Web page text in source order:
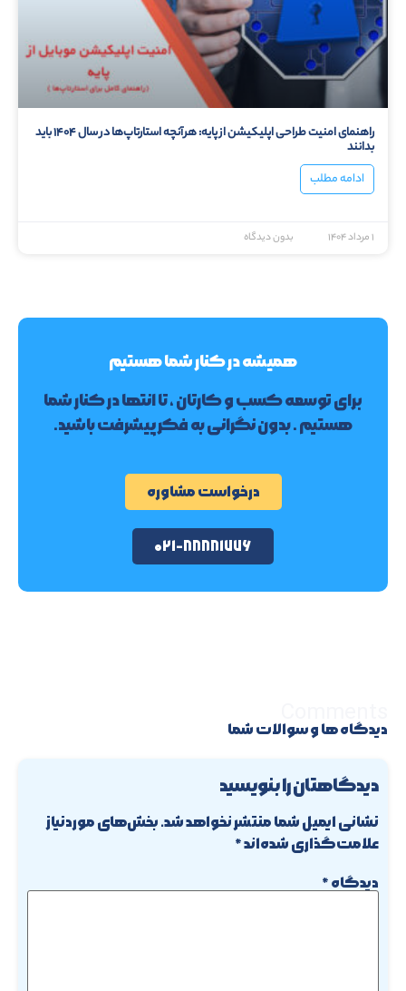
راهنمای امنیت طراحی اپلیکیشن از پایه: هرآنچه استارتاپ‌ها در سال ۱۴۰۴ باید
بدانند
ادامه مطلب
۱ مرداد ۱۴۰۴ بدون دیدگاه
همیشه در کنار شما هستیم
برای توسعه کسب و کارتان ، تا انتها در کنار شما
هستیم . بدون نگرانی به فکر پیشرفت باشید.
درخواست مشاوره
۰۲۱-۸۸۸۸۱۷۷۶
دیدگاه ها و سوالات شما
دیدگاهتان را بنویسید
نشانی ایمیل شما منتشر نخواهد شد.بخش‌های موردنیاز
علامت‌گذاری شده‌اند*
دیدگاه*